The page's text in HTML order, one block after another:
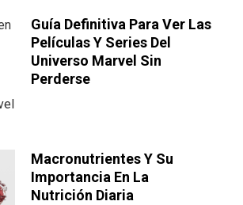
Guía Definitiva Para Ver Las
Películas Y Series Del
Universo Marvel Sin
Perderse
Macronutrientes Y Su
Importancia En La
Nutrición Diaria